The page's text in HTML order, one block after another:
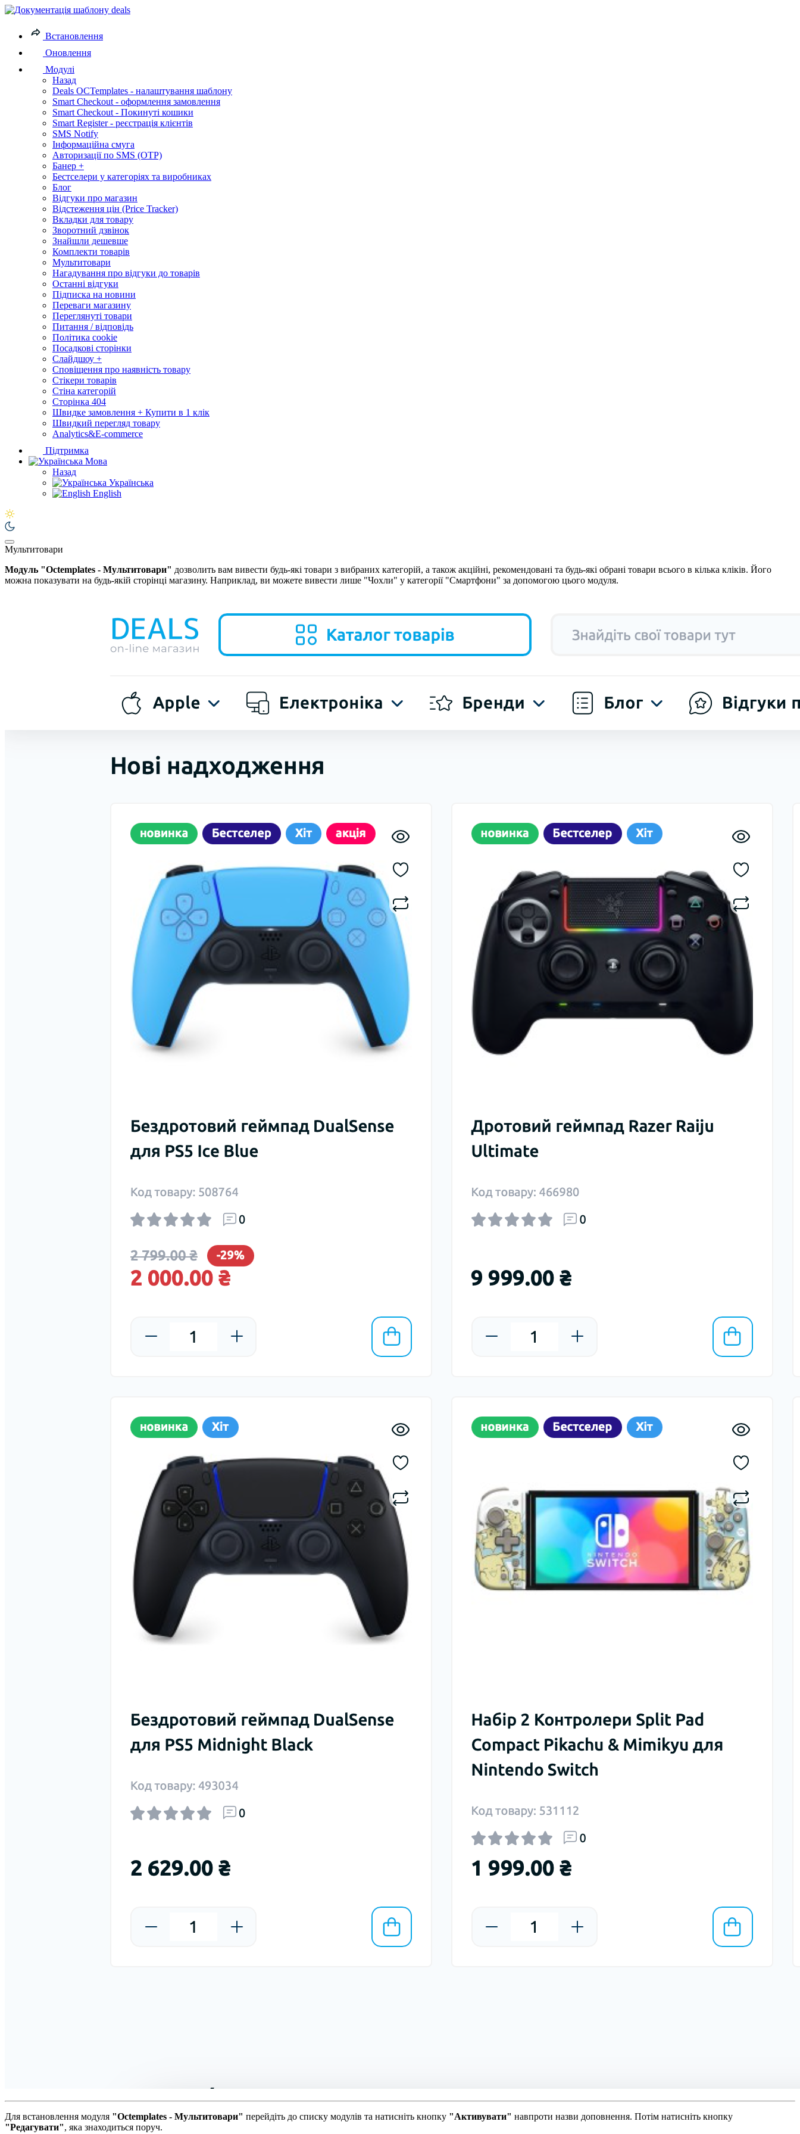
Встановлення
Оновлення
Модулі
Назад
Deals OCTemplates - налаштування шаблону
Smart Checkout - оформлення замовлення
Smart Checkout - Покинуті кошики
Smart Register - реєстрація клієнтів
SMS Notify
Інформаційна смуга
Авторизації по SMS (OTP)
Банер +
Бестселери у категоріях та виробниках
Блог
Відгуки про магазин
Відстеження цін (Price Tracker)
Вкладки для товару
Зворотний дзвінок
Знайшли дешевше
Комплекти товарів
Мультитовари
Нагадування про відгуки до товарів
Останні відгуки
Підписка на новини
Переваги магазину
Переглянуті товари
Питання / відповідь
Політика cookie
Посадкові сторінки
Слайдшоу +
Сповіщення про наявність товару
Стікери товарів
Стіна категорій
Сторінка 404
Швидке замовлення + Купити в 1 клік
Швидкий перегляд товару
Analytics&E-commerce
Підтримка
Мова
Назад
Українська
English
Мультитовари
Модуль "Octemplates - Мультитовари" дозволить вам вивести будь-які товари з вибраних категорій, а також акційні, рекомендовані та будь-які обрані товари всього в кілька кліків. Його
можна показувати на будь-якій сторінці магазину. Наприклад, ви можете вивести лише "Чохли" у категорії "Смартфони" за допомогою цього модуля.
Для встановлення модуля "Octemplates - Мультитовари" перейдіть до списку модулів та натисніть кнопку "Активувати" навпроти назви доповнення. Потім натисніть кнопку
"Редагувати", яка знаходиться поруч.